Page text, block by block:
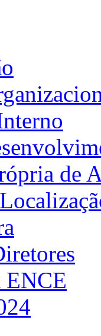
de
ENCE